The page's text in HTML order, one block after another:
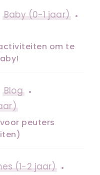
Baby (0-1 jaar)
om te
Blog
peuters
(1-2 jaar)